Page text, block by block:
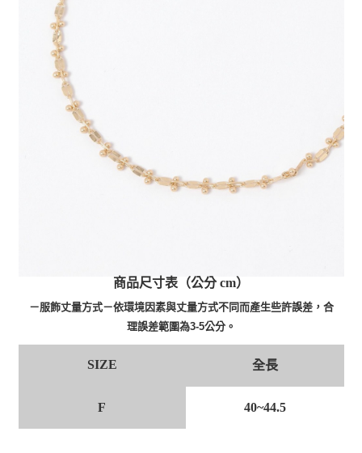
商品尺寸表（公分 cm）
－服飾丈量方式－依環境因素與丈量方式不同而產生些許誤差，合
理誤差範圍為3-5公分。
SIZE 全長
F 40~44.5